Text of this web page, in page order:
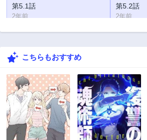
第5.1話
2年前
第5.2話
2年前
第5.3話 第4.1話
第4.2話
第3.1話
2年前
第3.2話
2年前
第2.1話
2年前
第2.2話
2年前
第2.3話 第1話
こちらもおすすめ